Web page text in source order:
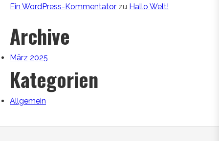
Ein WordPress-Kommentator zu Hallo Welt!
Archive
März 2025
Kategorien
Allgemein